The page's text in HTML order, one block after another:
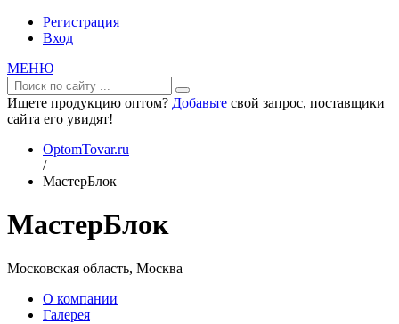
Регистрация
Вход
МЕНЮ
Ищете продукцию оптом? Добавьте свой запрос, поставщики
сайта его увидят!
OptomTovar.ru
/
МастерБлок
МастерБлок
Московская область, Москва
О компании
Галерея